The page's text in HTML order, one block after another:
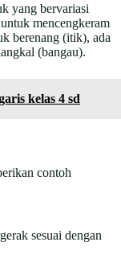
yang bervariasi
mencengkeram
berenang (itik), ada
(bangau).
kelas 4 sd
contoh
sesuai dengan